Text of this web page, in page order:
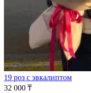
19 роз с эвкалиптом
32 000 ₸